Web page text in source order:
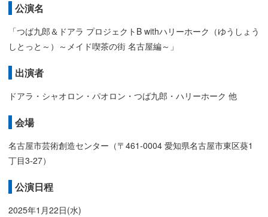
公演名
「つば九郎＆ドアラ プロジェクトB withハリーホーク（ゆうしょう
しとっと～）～メイド喫茶の街 名古屋編～」
出演者
ドアラ・シャオロン・パオロン・つば九郎・ハリーホーク 他
会場
名古屋市芸術創造センター（〒461-0004 愛知県名古屋市東区葵1
丁目3-27）
公演日程
2025年1月22日(水)